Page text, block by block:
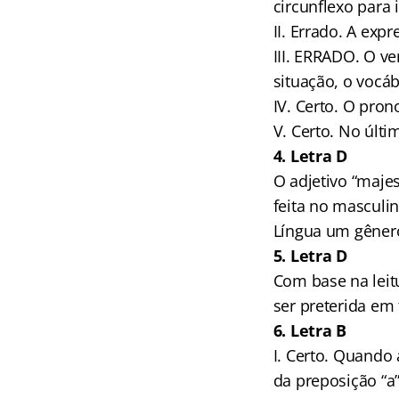
circunflexo para
II. Errado. A
III. ERRADO. O
situação, o
IV. Certo. O
V. Certo. No
4. Letra D
O adjetivo
feita no
Língua um
5. Letra D
Com base na
ser preterida
6. Letra B
I. Certo.
da preposição